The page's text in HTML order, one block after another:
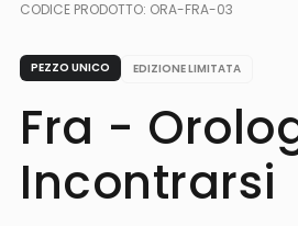
CODICE PRODOTTO: ORA-FRA-03
PEZZO UNICO EDIZIONE LIMITATA
Fra -
Incontrarsi